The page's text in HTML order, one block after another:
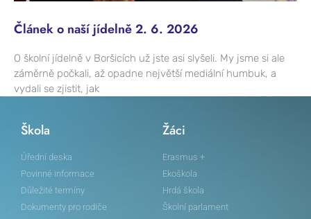
Článek o naší jídelně 2. 6. 2026
O školní jídelně v Boršicích už jste asi slyšeli. My jsme si ale
záměrně počkali, až opadne největší mediální humbuk, a
vydali se zjistit, jak
Škola
Úřední deska
Povinné informace
Důležité termíny
Dokumenty pro rodiče
Žáci
Erasmus +
Ekoškola
Hrdá škola
Školní parlament